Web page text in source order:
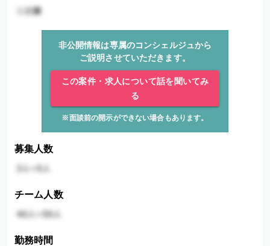
非公開情報は専属のコンシェルジュから
ご説明させていただきます。
この案件・求人について話を聞いてみ
る
※面談前の開示ができない場合もあります。
募集人数
チーム人数
勤務時間